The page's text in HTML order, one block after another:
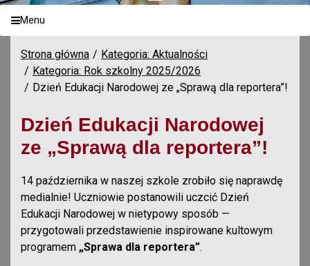
Menu
Strona główna
Kategoria: Aktualności
Kategoria: Rok szkolny 2025/2026
Dzień Edukacji Narodowej ze „Sprawą dla reportera”!
Dzień Edukacji Narodowej
ze „Sprawą dla reportera”!
14 października w naszej szkole zrobiło się naprawdę
medialnie! Uczniowie postanowili uczcić Dzień
Edukacji Narodowej w nietypowy sposób —
przygotowali przedstawienie inspirowane kultowym
programem „Sprawa dla reportera”.